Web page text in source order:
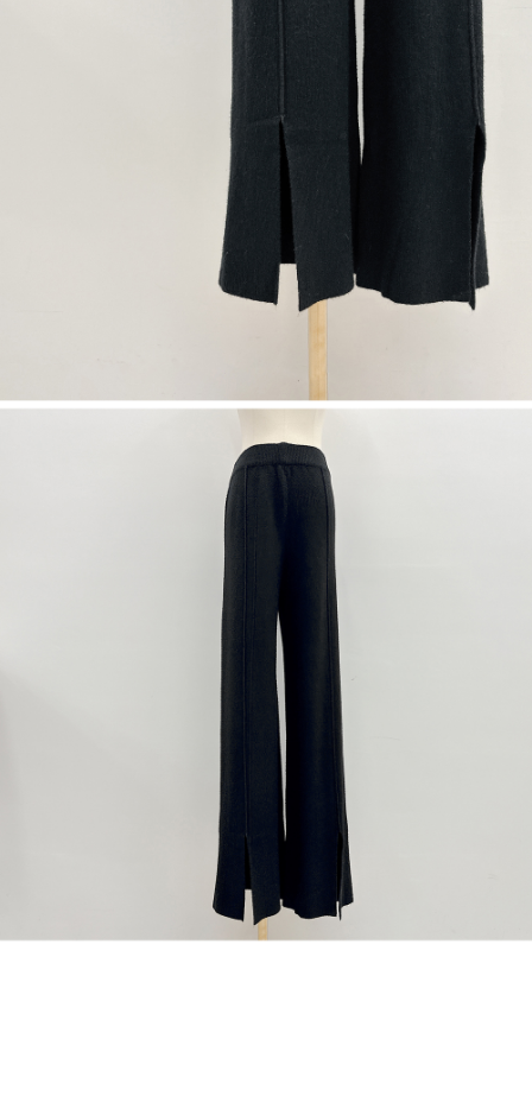
2. Pilihan kaedah pembayaran "Pembayaran Ansuran Gogo", selepas
pesanan ditubuhkan, akan secara automatik dialihkan ke proses
transaksi Gogo, selepas pengesahan nombor telefon, pilih bilangan
ansuran yang diingini, tarikh akhir pembayaran, dan setelah
mengesahkan pembayaran, transaksi akan selesai.
3. Jumlah kelulusan sebenar, bilangan ansuran dan jumlah bayaran
adalah berdasarkan halaman pengesahan transaksi seterusnya.
4. Dalam masa 30 minit selepas pesanan ditubuhkan, jika tidak pergi
untuk mengesahkan transaksi atau jika tidak lulus semakan, pesanan
akan dibatalkan secara automatik. Jika terdapat situasi "pindah untuk
semakan khusus" yang tidak lulus, ini menunjukkan bahawa sistem
penilaian tidak mencukupi, tiada penjelasan mengenai kandungan
pembayaran selepas tarikh penyelesaian bulanan.
2. Melalui pautan SMS untuk membuka bil, anda boleh memilih untuk
Mobile / Pemindahan bank / Pembayaran J街口 / iPASS MONEY" dan
membolehkan pengguna membeli produk atau perkhidmatan melalui
perkhidmatan ini semasa transaksi, dan kedai akan menyerahkan hak
tuntutan harga jual/beli ansuran kepada syarikat ini untuk membayar bil
2. Berdasarkan tujuan kontrak persetujuan pembayaran menggunakan
"Pembayaran Ansuran Gogo", kedai akan memberikan maklumat peribadi
anda (termasuk nama, telefon atau alamat) kepada Taiwan Mobile untuk
pengumpulan, pemprosesan dan penggunaan, untuk pengesahan,
semakan dan pembetulan data yang diperlukan untuk bil ansuran oleh
3. Sila baca syarat perkhidmatan pengguna secara lengkap melalui
pautan berikut: https://oppay.tw/userRule
peribadi yang disenaraikan seperti di atas akan dikumpul dan digunakan
oleh AFTEE, sila jangan gunakan perkhidmatan ini.